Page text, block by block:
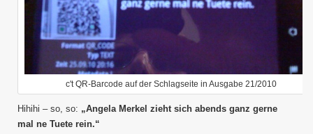
c't QR-Barcode auf der Schlagseite in Ausgabe 21/2010
Hihihi – so, so: „Angela Merkel zieht sich abends ganz gerne
mal ne Tuete rein.“